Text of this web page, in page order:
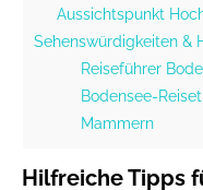
Aussichtspunkt
Sehenswürdigkeiten &
Reiseführer
Bodensee-
Mammern
Hilfreiche Tipps